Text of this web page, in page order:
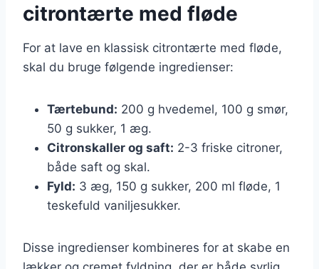
citrontærte med fløde
For at lave en klassisk citrontærte med fløde,
skal du bruge følgende ingredienser:
Tærtebund: 200 g hvedemel, 100 g smør,
50 g sukker, 1 æg.
Citronskaller og saft: 2-3 friske citroner,
både saft og skal.
Fyld: 3 æg, 150 g sukker, 200 ml fløde, 1
teskefuld vaniljesukker.
Disse ingredienser kombineres for at skabe en